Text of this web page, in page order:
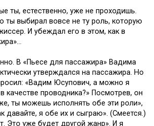
ты, естественно, уже не проходишь.
ты выбирал вовсе не ту роль, которую
И убеждал его в этом, как в
В «Пьесе для пассажира» Вадима
утверждался на пассажира. Но
«Вадим Юсупович, а можно я
качестве проводника?» Посмотрев, он
ты можешь исполнять обе эти роли»,
давайте, я обе их и сыграю». (Смеется.)
Это уже будет другой жанр». И я